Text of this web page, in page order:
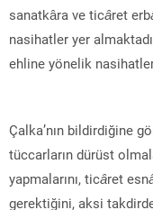
sanatkâra ve ticâret erb
nasihatler yer
ehline yönelik
Çalka’nın bildirdiğine
tüccarların dürüst
yapmalarını, ticâret esn
gerektiğini, aksi